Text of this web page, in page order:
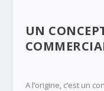
UN
A l’origine, c’est un